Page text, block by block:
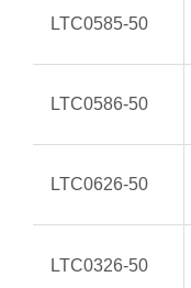
LTC0585-50
LTC0586-50
LTC0626-50
LTC0326-50